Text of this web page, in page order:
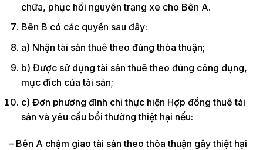
chữa, phục hồi nguyên trạng xe cho Bên A.
Bên B có các quyền sau đây:
a) Nhận tài sản thuê theo đúng thỏa thuận;
b) Được sử dụng tài sản thuê theo đúng công dụng,
mục đích của tài sản;
c) Đơn phương đình chỉ thực hiện Hợp đồng thuê tài
sản và yêu cầu bồi thường thiệt hại nếu:
– Bên A chậm giao tài sản theo thỏa thuận gây thiệt hại